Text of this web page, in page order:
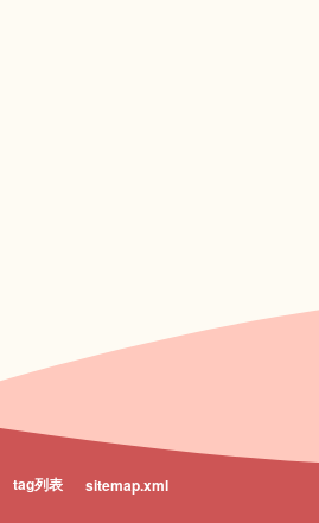
tag列表 sitemap.xml